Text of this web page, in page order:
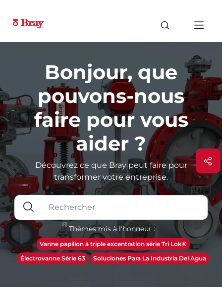
Bonjour, que
pouvons-nous
faire pour vous
aider ?
Découvrez ce que Bray peut faire pour
transformer votre entreprise.
Thèmes mis à l'honneur :
Vanne papillon à triple excentration série Tri Lok®
Électrovanne Série 63
Soluciones Para La Industria Del Agua